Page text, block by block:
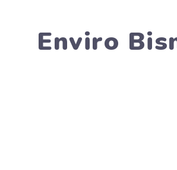
Enviro